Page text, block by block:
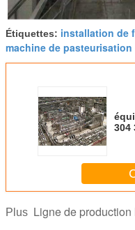
Étiquettes: installation de
machine de
304
Plus Ligne de